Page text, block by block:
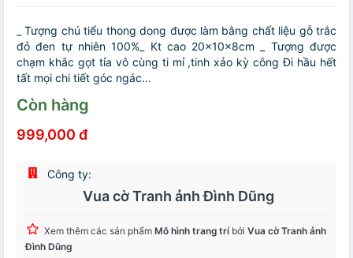
_ Tượng chú tiểu thong dong được làm bằng chất liệu gỗ trắc
đỏ đen tự nhiên 100%_ Kt cao 20×10×8cm _ Tượng được
chạm khắc gọt tỉa vô cùng ti mỉ ,tinh xảo kỳ công Đi hầu hết
tất mọi chi tiết góc ngác...
Còn hàng
999,000 đ
Công ty:
Vua cờ Tranh ảnh Đình Dũng
Xem thêm các sản phẩm Mô hình trang trí bởi Vua cờ Tranh ảnh
Đình Dũng